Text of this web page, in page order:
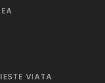
VIATA